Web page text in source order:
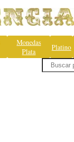
Monedas
Plata
Platino